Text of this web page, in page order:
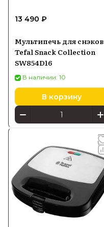
13 490 ₽
Мультипечь для снэков
Tefal Snack Collection
SW854D16
В наличии: 10
В корзину